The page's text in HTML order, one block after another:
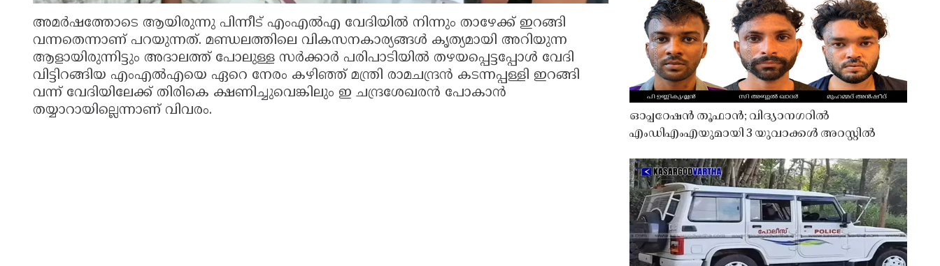
അമർഷത്തോടെ ആയിരുന്നു പിന്നീട് എംഎൽഎ വേദിയിൽ നിന്നും താഴേക്ക് ഇറങ്ങി
വന്നതെന്നാണ് പറയുന്നത്. മണ്ഡലത്തിലെ വികസനകാര്യങ്ങൾ കൃത്യമായി അറിയുന്ന
ആളായിരുന്നിട്ടും അദാലത്ത് പോലുള്ള സർക്കാർ പരിപാടിയിൽ തഴയപ്പെട്ടപ്പോൾ വേദി
വിട്ടിറങ്ങിയ എംഎൽഎയെ ഏറെ നേരം കഴിഞ്ഞ് മന്ത്രി രാമചന്ദ്രൻ കടന്നപ്പള്ളി ഇറങ്ങി
വന്ന് വേദിയിലേക്ക് തിരികെ ക്ഷണിച്ചുവെങ്കിലും ഇ ചന്ദ്രശേഖരൻ പോകാൻ
തയ്യാറായില്ലെന്നാണ് വിവരം.
ഓപ്പറേഷൻ തൂഫാൻ; വിദ്യാനഗറിൽ
എംഡിഎംഎയുമായി 3 യുവാക്കൾ അറസ്റ്റിൽ